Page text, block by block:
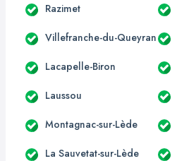
Razimet
Villefranche-du-Queyran
Lacapelle-Biron
Laussou
Montagnac-sur-Lède
La Sauvetat-sur-Lède